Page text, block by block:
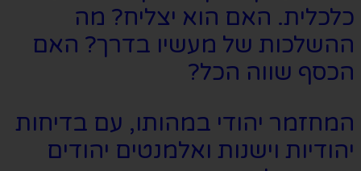
כלכלית. האם הוא יצליח? מה
ההשלכות של מעשיו בדרך? האם
הכסף שווה הכל?
המחזמר יהודי במהותו, עם בדיחות
יהודיות וישנות ואלמנטים יהודים